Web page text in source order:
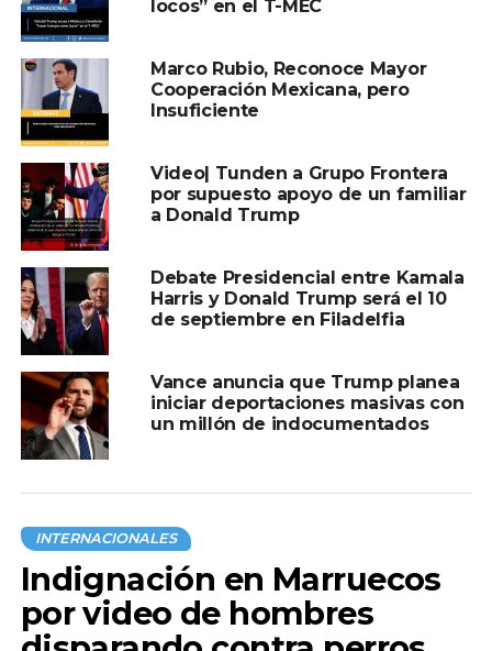
locos” en el T-MEC
Marco Rubio, Reconoce Mayor
Cooperación Mexicana, pero
Insuficiente
Video| Tunden a Grupo Frontera
por supuesto apoyo de un familiar
a Donald Trump
Debate Presidencial entre Kamala
Harris y Donald Trump será el 10
de septiembre en Filadelfia
Vance anuncia que Trump planea
iniciar deportaciones masivas con
un millón de indocumentados
INTERNACIONALES
Indignación en Marruecos
por video de hombres